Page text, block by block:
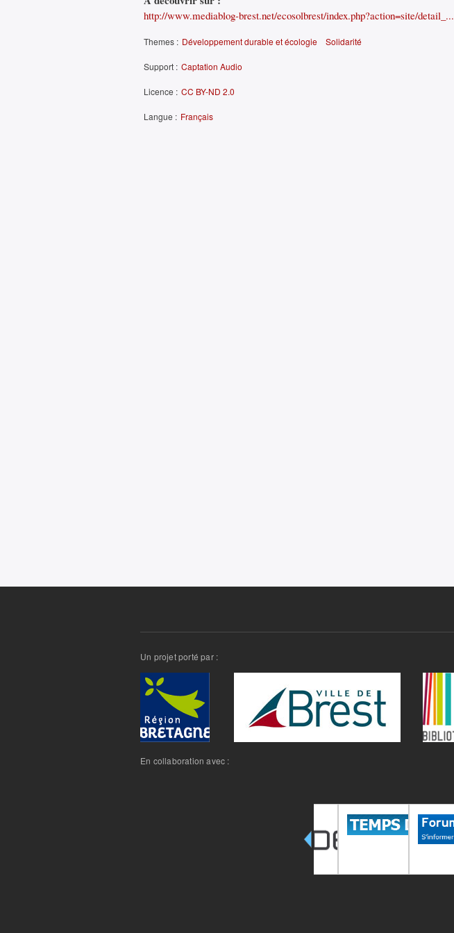
http://www.mediablog-brest.net/ecosolbrest/index.php?action=site/detail_...
Themes : Développement durable et écologie Solidarité
Support : Captation Audio
Licence : CC BY-ND 2.0
Langue : Français
Un projet porté par :
En collaboration avec :